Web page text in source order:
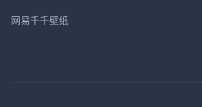
网易千千壁纸